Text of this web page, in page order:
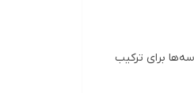
برای ترکیب